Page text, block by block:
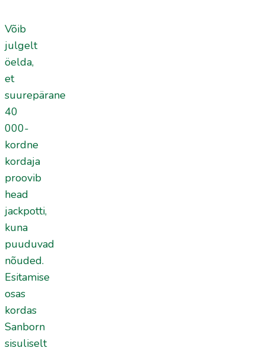
Võib
julgelt
öelda,
et
suurepärane
40
000-
kordne
kordaja
proovib
head
jackpotti,
kuna
puuduvad
nõuded.
Esitamise
osas
kordas
Sanborn
sisuliselt